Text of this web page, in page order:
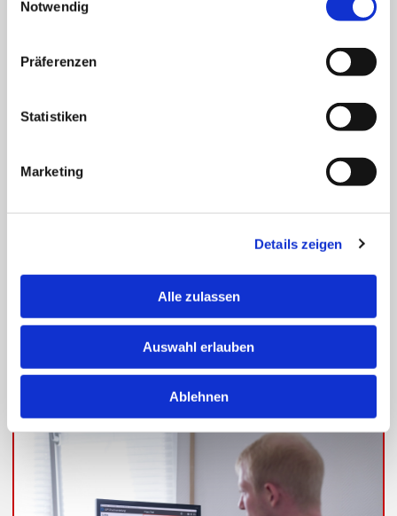
Notwendig
Präferenzen
Statistiken
Marketing
Details zeigen
Alle zulassen
Auswahl erlauben
Ablehnen
DIABETESVERSORGUNG